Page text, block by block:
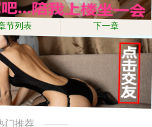
节列表 下一章
门推荐